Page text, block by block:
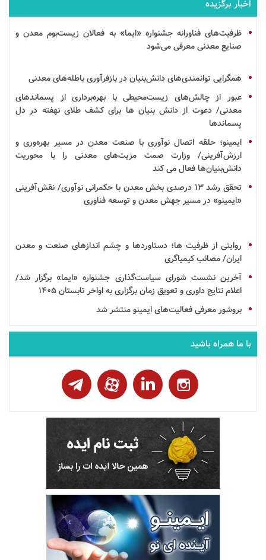
اخبار برگزیده
ظرفیت‌های فناورانه جشنواره «ایما» به فعالان زیست‌بوم معدن و
صنایع معدنی معرفی می‌شود
همگرایی توانمندی‌هایدانش‌بنیاندربازفرآوریباطله‌های معدنی
عبور از چالش‌های زیست‌محیطی با بهره‌برداری از پسماندهای
معدنی/ دعوت از دانش بنیان ها برای کشف طلای نهفته در دل
پسماندها
ایمینو؛ حلقه اتصال نوآوریبا صنعت معدندر مسیر بهره‌وری و
ارزش‌آفرینی/ وزارت صمت مزیت‌های معدنی را با محوریت
دانش‌بنیان‌ها فعال می کند
تحقق رشد
۱۳ درصدی بخش معدن با حکمرانی نوآوری/ نقش‌آفرینی
«ایمینو» در مسیر جهش معدن و توسعهفناوری
روایتی از ظرفیت ها؛ دستاوردها و چشم اندازهای صنعت و معدن
ایران/ مصائب کیمیاگری
آخرین نشست شورای سیاست‌گذاری جشنواره«ایما» برگزار شد/
اعلام نتایج داوری و تعویق زمان برگزاری به اواخر تابستان ۱۴۰۵
بروشورمعرفی فعالیت‌هایایمینومنتشر شد
با ما همراه باشید